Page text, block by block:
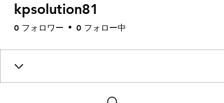
kpsolution81
0 フォロワー 0 フォロー中